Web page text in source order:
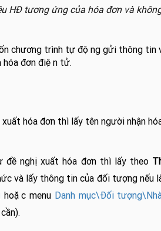
HĐ tương ứng của hóa đơn và
chương trình tự động gửi thông tin
hóa đơn điện tử.
hóa đơn thì lấy tên người nhận
đề nghị xuất hóa đơn thì lấy theo
và lấy thông tin của đối tượng nếu
hoặc menu Danh mục\Đối